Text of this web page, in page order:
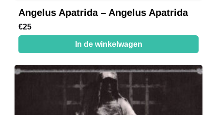
Angelus Apatrida – Angelus Apatrida
€25
In de winkelwagen